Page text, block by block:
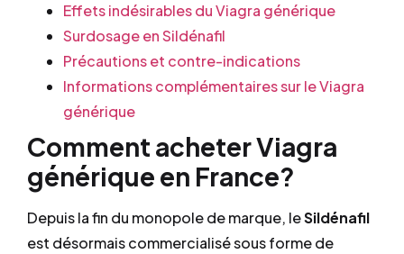
Effets indésirables du Viagra générique
Surdosage en Sildénafil
Précautions et contre-indications
Informations complémentaires sur le Viagra
générique
Comment acheter Viagra
générique en France?
Depuis la fin du monopole de marque, leSildénafil
est désormais commercialisé sous forme de